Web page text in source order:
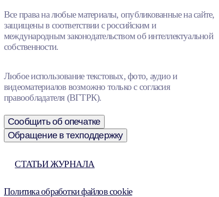
Все права на любые материалы, опубликованные на сайте,
защищены в соответствии с российским и
международным законодательством об интеллектуальной
собственности.
Любое использование текстовых, фото, аудио и
видеоматериалов возможно только с согласия
правообладателя (ВГТРК).
Сообщить об опечатке
Обращение в техподдержку
СТАТЬИ ЖУРНАЛА
Политика обработки файлов cookie